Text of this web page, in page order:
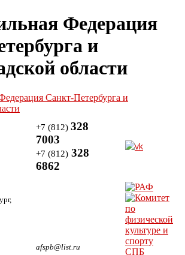
Федерация
и
области
+7 (812) 328
7003
+7 (812) 328
6862
afspb@list.ru